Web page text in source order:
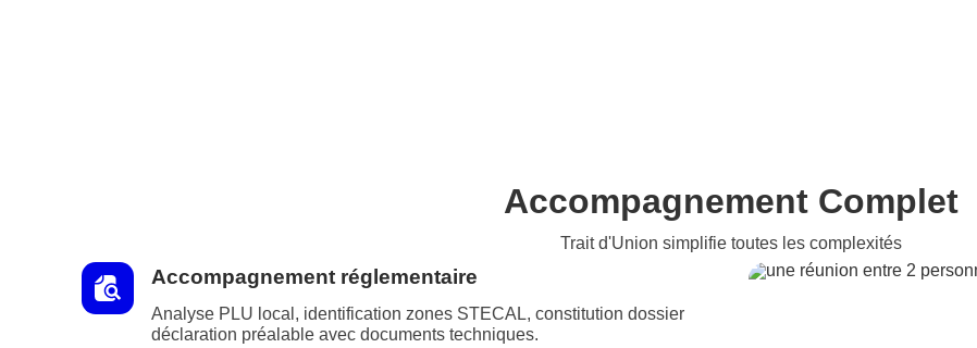
Accompagnement Complet
Trait d'Union simplifie toutes les complexités
Accompagnement réglementaire
Analyse PLU local, identification zones STECAL, constitution dossier
déclaration préalable avec documents techniques.